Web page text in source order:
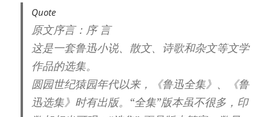
Quote
原文序言： 序 言
这是一套鲁迅小说、散文、诗歌和杂文等文学
作品的选集。
圆园世纪猿园年代以来，《鲁迅全集》、《鲁
迅选集》时有出版。“全集”版本虽不很多，印